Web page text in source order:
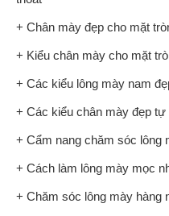
+ Chân mày đẹp cho mặt
+ Kiểu chân mày cho mặt
+ Các kiểu lông mày nam
+ Các kiểu chân mày đẹp tự
+ Cẩm nang chăm sóc lông
+ Cách làm lông mày mọc
+ Chăm sóc lông mày hàng